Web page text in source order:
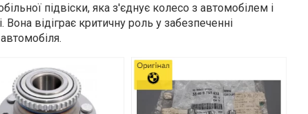
підвіски, яка з'єднує колесо з автомобілем і
відіграє критичну роль у забезпеченні